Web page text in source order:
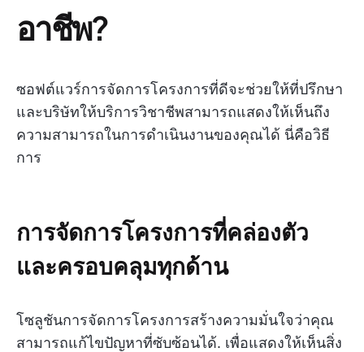
อาชีพ?
ซอฟต์แวร์การจัดการโครงการที่ดีจะช่วยให้ที่ปรึกษา
และบริษัทให้บริการวิชาชีพสามารถแสดงให้เห็นถึง
ความสามารถในการดำเนินงานของคุณได้ นี่คือวิธี
การ
การจัดการโครงการที่คล่องตัว
และครอบคลุมทุกด้าน
โซลูชันการจัดการโครงการสร้างความมั่นใจว่าคุณ
สามารถแก้ไขปัญหาที่ซับซ้อนได้. เพื่อแสดงให้เห็นสิ่ง